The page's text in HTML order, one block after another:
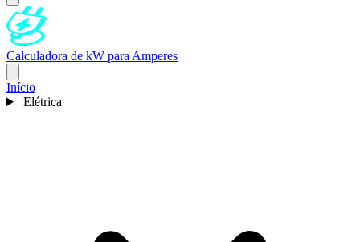
Calculadora de kW para Amperes
Início
Elétrica